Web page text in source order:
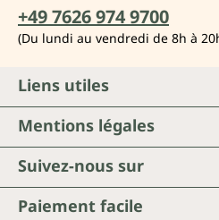
+49 7626 974 9700
(Du lundi au vendredi de 8h à
Suivez-nous sur
Paiement facile
Liens utiles
Mentions légales